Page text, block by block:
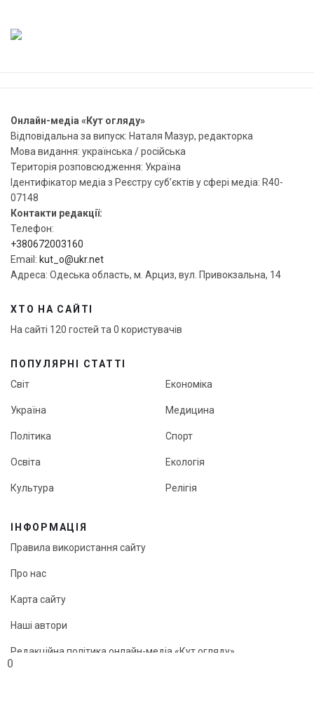
0
Онлайн-медіа «Кут огляду»
Відповідальна за випуск: Наталя Мазур, редакторка
Мова видання: українська / російська
Територія розповсюдження: Україна
Ідентифікатор медіа з Реєстру суб’єктів у сфері медіа: R40-
07148
Контакти редакції:
Телефон:
+380672003160
Email: kut_o@ukr.net
Адреса: Одеська область, м. Арциз, вул. Привокзальна, 14
ХТО НА САЙТІ
На сайті 120 гостей та 0 користувачів
ПОПУЛЯРНІ СТАТТІ
Світ
Україна
Політика
Освіта
Культура
Економіка
Медицина
Спорт
Екологія
Релігія
ІНФОРМАЦІЯ
Правила використання сайту
Про нас
Карта сайту
Наші автори
Редакційна політика онлайн-медіа «Кут огляду»